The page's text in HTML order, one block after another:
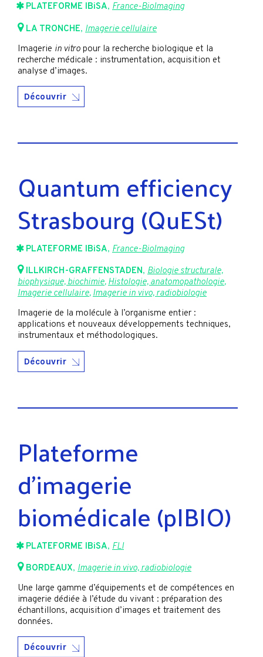
PLATEFORME IBiSA, France-BioImaging
LA TRONCHE, Imagerie cellulaire
Imagerie in vitro pour la recherche biologique et la
recherche médicale : instrumentation, acquisition et
analyse d’images.
Découvrir
Quantum efficiency
Strasbourg (QuESt)
PLATEFORME IBiSA, France-BioImaging
ILLKIRCH-GRAFFENSTADEN, Biologie structurale,
biophysique, biochimie,Histologie, anatomopathologie,
Imagerie cellulaire,Imagerie in vivo, radiobiologie
Imagerie de la molécule à l’organisme entier :
applications et nouveaux développements techniques,
instrumentaux et méthodologiques.
Découvrir
Plateforme
d’imagerie
biomédicale (pIBIO)
PLATEFORME IBiSA, FLI
BORDEAUX, Imagerie in vivo, radiobiologie
Une large gamme d’équipements et de compétences en
imagerie dédiée à l’étude du vivant : préparation des
échantillons, acquisition d’images et traitement des
données.
Découvrir